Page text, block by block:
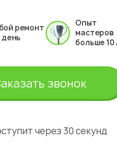
ремонт
день
Опыт
мастеров
больше 10
звонок
через 30 секунд